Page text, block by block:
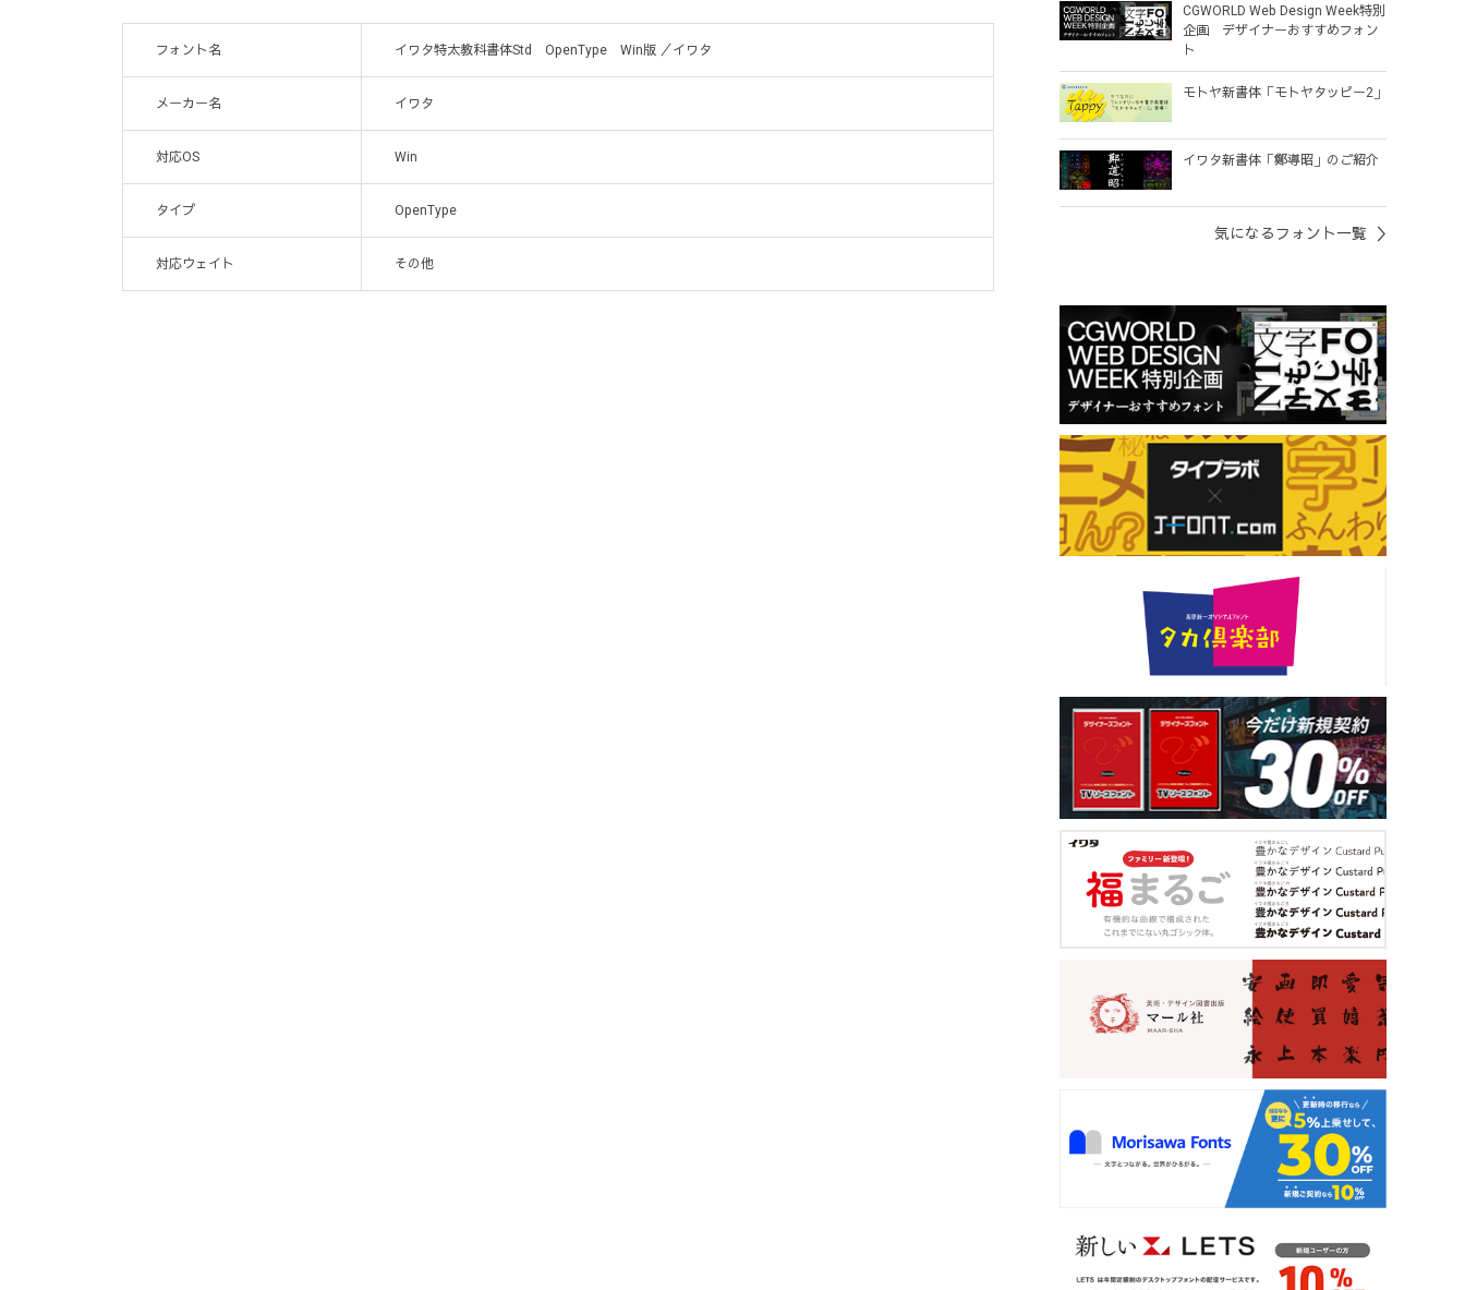
フォント名 イワタ特太教科書体Std OpenType Win版 ／イワタ
メーカー名 イワタ
対応OS Win
タイプ OpenType
対応ウェイト その他
CGWORLD Web Design Week特別
企画 デザイナーおすすめフォン
ト
モトヤ新書体「モトヤタッピー2」
イワタ新書体「鄭導昭」のご紹介
気になるフォント一覧